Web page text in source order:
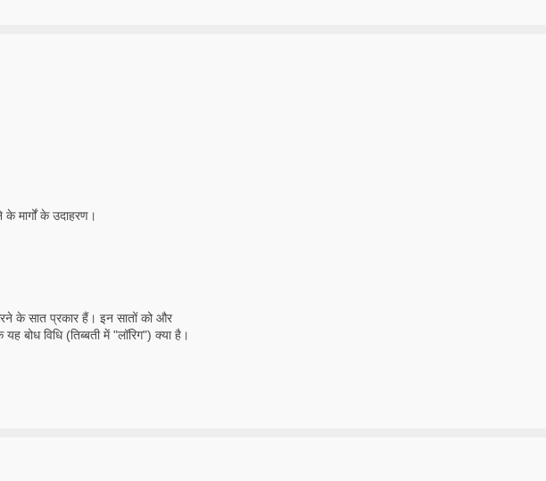
मार्गों के उदाहरण।
के सात प्रकार हैं। इन सातों को और
बोध विधि (तिब्बती में "लॉरिग") क्या है।